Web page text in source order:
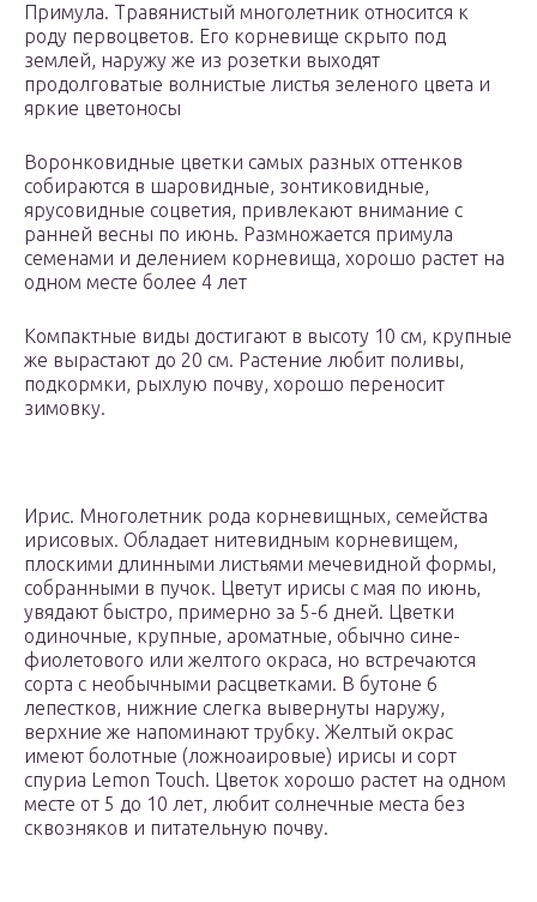
Примула. Травянистый многолетник относится к
роду первоцветов. Его корневище скрыто под
землей, наружу же из розетки выходят
продолговатые волнистые листья зеленого цвета и
яркие цветоносы
Воронковидные цветки самых разных оттенков
собираются в шаровидные, зонтиковидные,
ярусовидные соцветия, привлекают внимание с
ранней весны по июнь. Размножается примула
семенами и делением корневища, хорошо растет на
одном месте более 4 лет
Компактные виды достигают в высоту 10 см, крупные
же вырастают до 20 см. Растение любит поливы,
подкормки, рыхлую почву, хорошо переносит
зимовку.
Ирис. Многолетник рода корневищных, семейства
ирисовых. Обладает нитевидным корневищем,
плоскими длинными листьями мечевидной формы,
собранными в пучок. Цветут ирисы с мая по июнь,
увядают быстро, примерно за 5-6 дней. Цветки
одиночные, крупные, ароматные, обычно сине-
фиолетового или желтого окраса, но встречаются
сорта с необычными расцветками. В бутоне 6
лепестков, нижние слегка вывернуты наружу,
верхние же напоминают трубку. Желтый окрас
имеют болотные (ложноаировые) ирисы и сорт
спуриа Lemon Touch. Цветок хорошо растет на одном
месте от 5 до 10 лет, любит солнечные места без
сквозняков и питательную почву.